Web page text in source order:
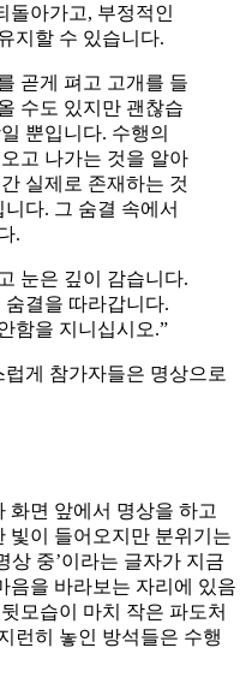
돌아가고, 부정적인
지할 수 있습니다.
곧게 펴고 고개를 들
수도 있지만 괜찮습
뿐입니다. 수행의
고 나가는 것을 알아
실제로 존재하는 것
다. 그 숨결 속에서
.
눈은 깊이 감습니다.
결을 따라갑니다.
함을 지니십시오.”
게 참가자들은 명상으로
화면 앞에서 명상을 하고
빛이 들어오지만 분위기는
상 중’이라는 글자가 지금
음을 바라보는 자리에 있음
모습이 마치 작은 파도처
런히 놓인 방석들은 수행